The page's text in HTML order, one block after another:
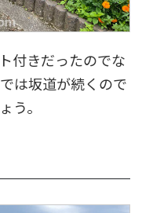
付きだったのでな
は坂道が続くので
う。